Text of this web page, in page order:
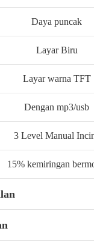
Daya puncak
Layar Biru
Layar warna TFT
Dengan mp3/usb
3 Level Manual Incine
15% kemiringan